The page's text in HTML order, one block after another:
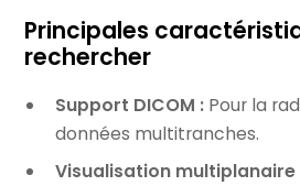
Principales
rechercher
Support DICOM : Pour la
données multitranches.
Visualisation multiplanaire